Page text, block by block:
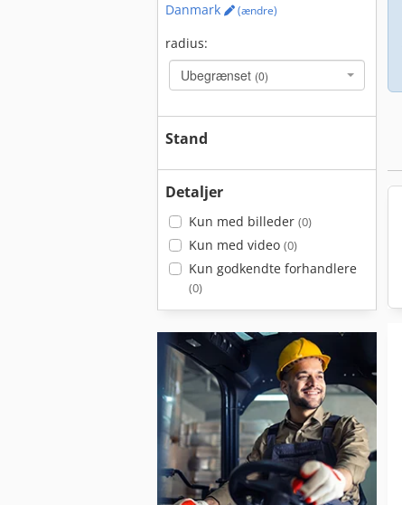
Danmark
(ændre)
radius:
Ubegrænset (0)
Stand
Detaljer
Kun med billeder (0)
Kun med video (0)
Kun godkendte forhandlere
(0)